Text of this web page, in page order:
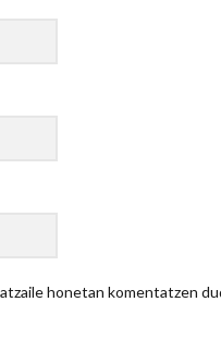
honetan komentatzen